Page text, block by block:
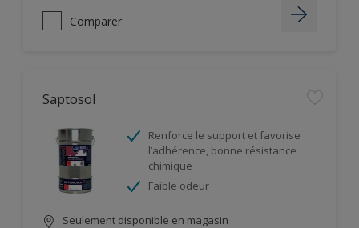
Comparer
Saptosol
Renforce le support et favorise
l’adhérence, bonne résistance
chimique
Faible odeur
Seulement disponible en magasin